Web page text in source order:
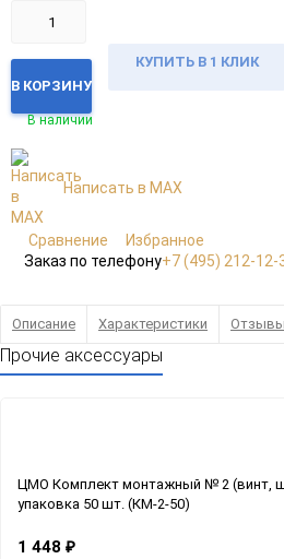
В КОРЗИНУ
КУПИТЬ В 1 КЛИК
В наличии
Написать в MAX
Сравнение
Избранное
Заказ по телефону+7 (495) 212-12-
Описание Характеристики Отзывы
Прочие аксессуары
ЦМО Комплект монтажный № 2 (винт,
упаковка 50 шт. (КМ-2-50)
1 448 ₽